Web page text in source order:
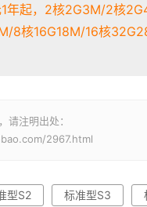
年起，2核2G3M/2核
8核16G18M/16核
请注明出处：
2967.html
型S2 标准型S3